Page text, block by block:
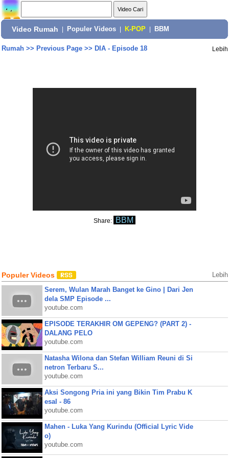
Video Rumah Populer Videos K-POP BBM
Rumah>> Previous Page>> DIA - Episode 18 Lebih
Share: BBM
Populer Videos Lebih
Serem, Wulan Marah Banget ke Gino | Dari Jen
dela SMP Episode ...
youtube.com
EPISODE TERAKHIR OM GEPENG? (PART 2) -
DALANG PELO
youtube.com
Natasha Wilona dan Stefan William Reuni di Si
netron Terbaru S...
youtube.com
Aksi Songong Pria ini yang Bikin Tim Prabu K
esal - 86
youtube.com
Mahen - Luka Yang Kurindu (Official Lyric Vide
o)
youtube.com